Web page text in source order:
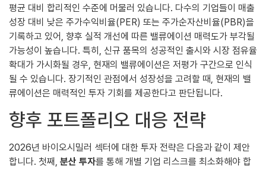
평균 대비 합리적인 수준에 머물러 있습니다. 다수의 기업들이 매출
성장 대비 낮은 주가수익비율(PER) 또는 주가순자산비율(PBR)을
기록하고 있어, 향후 실적 개선에 따른 밸류에이션 매력도가 부각될
가능성이 높습니다. 특히, 신규 품목의 성공적인 출시와 시장 점유율
확대가 가시화될 경우, 현재의 밸류에이션은 저평가 구간으로 인식
될 수 있습니다. 장기적인 관점에서 성장성을 고려할 때, 현재의 밸
류에이션은 매력적인 투자 기회를 제공한다고 판단됩니다.
향후 포트폴리오 대응 전략
2026년 바이오시밀러 섹터에 대한 투자 전략은 다음과 같이 제안
합니다. 첫째, 분산 투자를 통해 개별 기업 리스크를 최소화해야 합